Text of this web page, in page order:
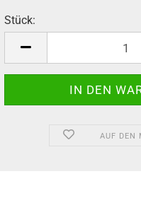
Stück:
Stück
AUF DEN